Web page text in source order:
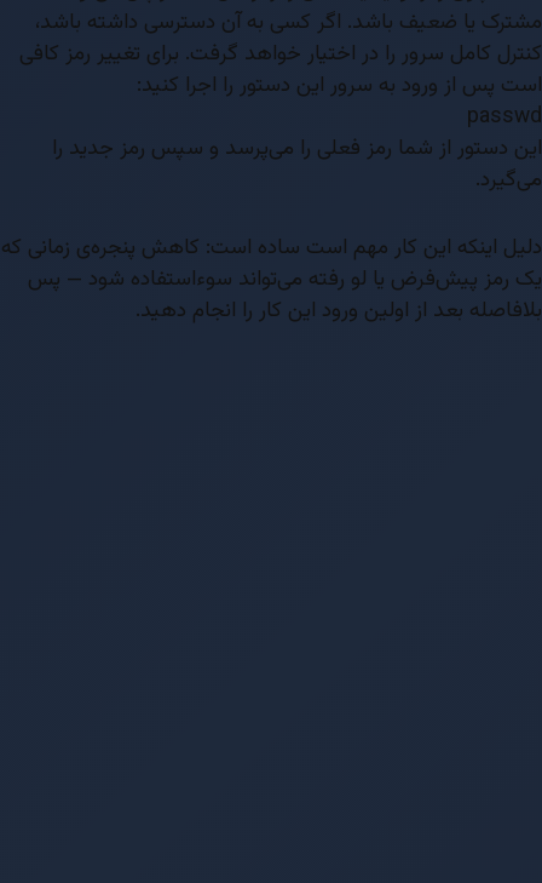
مشترک یا ضعیف باشد. اگر کسی به آن دسترسی داشته باشد،
کنترل کامل سرور را در اختیار خواهد گرفت. برای تغییر رمز کافی
است پس از ورود به سرور این دستور را اجرا کنید:
passwd
این دستور از شما رمز فعلی را می‌پرسد و سپس رمز جدید را
می‌گیرد.
دلیل اینکه این کار مهم است ساده است: کاهش پنجره‌ی زمانی که
یک رمز پیش‌فرض یا لو رفته می‌تواند سوء‌استفاده شود — پس
بلافاصله بعد از اولین ورود این کار را انجام دهید.